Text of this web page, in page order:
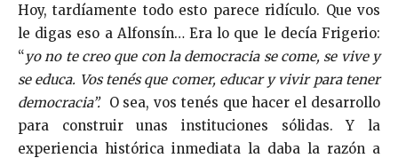
Hoy, tardíamente todo esto parece ridículo. Que vos
le digas eso a Alfonsín… Era lo que le decía Frigerio:
“yo no te creo que con la democracia se come, se vive y
se educa. Vos tenés que comer, educar y vivir para tener
democracia”. O sea, vos tenés que hacer el desarrollo
para construir unas instituciones sólidas. Y la
experiencia histórica inmediata la daba la razón a